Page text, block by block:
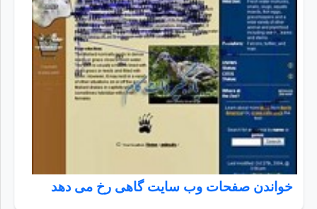
خواندن صفحات وب سايت گاهی رخ می دهد